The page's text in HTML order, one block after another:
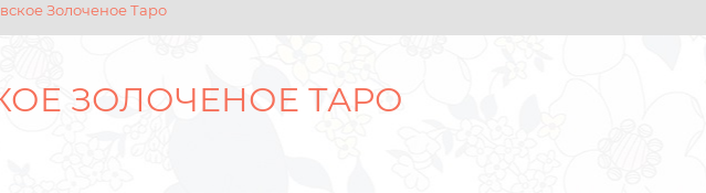
Золоченое Таро
ЗОЛОЧЕНОЕ ТАРО